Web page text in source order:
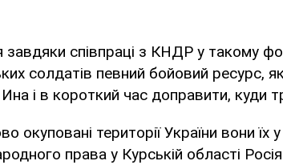
завдяки співпраці з КНДР у такому
солдатів певний бойовий ресурс,
і в короткий час доправити, куди
окуповані території України вони
права у Курській області